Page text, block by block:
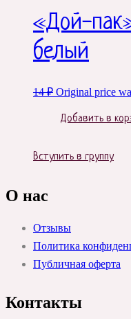
«Дой-
белый
14₽ Original price
Добавить в
Вступить в группу
О нас
Отзывы
Политика
Публичная оферта
Контакты